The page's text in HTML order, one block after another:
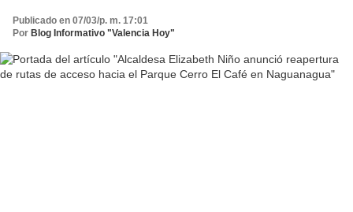
Publicado en 07/03/p. m. 17:01
Por Blog Informativo "Valencia Hoy"